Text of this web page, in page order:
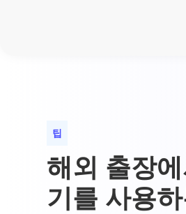
팁
해외 출장
기를 사용